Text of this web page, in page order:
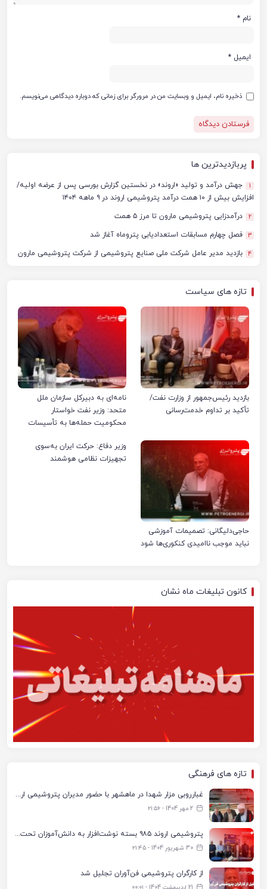
نام *
ایمیل *
ذخیره نام، ایمیل و وبسایت من در مرورگر برای زمانی که دوباره دیدگاهی می‌نویسم.
پربازدیدترین ها
1
جهش درآمد و تولید «اروند» در نخستین گزارش بورسی پس از عرضه اولیه/
افزایش بیش از ۱۰ همت درآمد پتروشیمی اروند در ۹ ماهه ۱۴۰۴
2 درآمدزایی پتروشیمی مارون تا مرز ۵ همت
3 فصل چهارم مسابقات استعدادیابی پتروماه آغاز شد
4 بازدید مدیر عامل شرکت ملی صنایع پتروشیمی از شرکت پتروشیمی مارون
تازه های سیاست
بازدید رئیس‌جمهور از وزارت نفت/
تأکید بر تداوم خدمت‌رسانی
نامه‌ای به دبیرکل سازمان ملل
متحد: وزیر نفت خواستار
محکومیت حمله‌ها به تأسیسات
حاجی‌دلیگانی: تصمیمات آموزشی
نباید موجب ناامیدی کنکوری‌ها شود
وزیر دفاع: حرکت ایران به‌سوی
تجهیزات نظامی هوشمند
کانون تبلیغات ماه نشان
تازه های فرهنگی
غبارروبی مزار شهدا در ماهشهر با حضور مدیران پتروشیمی اروند و مسئولان شهری
2 مهر 1404 - ۲۱:۵۶
پتروشیمی اروند ۹۸۵ بسته نوشت‌افزار به دانش‌آموزان تحت پوشش کمیته امداد بندرماهشهر اهدا کرد
30 شهریور 1404 - ۲۱:۴۵
از کارگران پتروشیمی فن‌آوران تجلیل شد